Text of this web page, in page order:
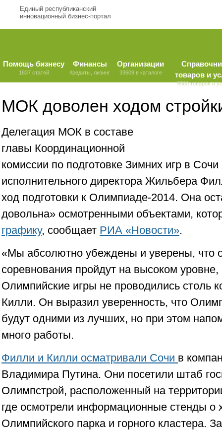
Единый республиканский
инновационный бизнес-портал
Помощь бизнесу
1837 статей
Финансы
Кредиты, лизинг
Организации
33609 в каталоге
товаров и
9580 товаров и
МОК доволен ходом
Делегация МОК в составе
главы Координационной
комиссии по подготовке Зимних игр в
исполнительного директора Жильбера
ход подготовки к Олимпиаде-2014. Она
довольна» осмотренными объектами,
графику, сообщает РИА «Новости».
«Мы абсолютно убеждены и уверены, что
соревнования пройдут на высоком уровне,
Олимпийские игры не проводились столь
Килли. Он выразил уверенность, что
будут одними из лучших, но при этом
много работы.
Филли и Килли осматривали Сочи в
Владимира Путина. Они посетили штаб
Олимпстрой, расположенный на
где осмотрели информационные стенды о
Олимпийского парка и горного кластера.